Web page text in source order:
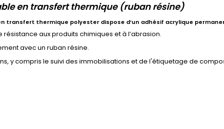
en transfert thermique (ruban résine)
transfert thermique polyester dispose d’un adhésif acrylique
aux produits chimiques et à l’abrasion.
avec un ruban résine.
y compris le suivi des immobilisations et de l'étiquetage de